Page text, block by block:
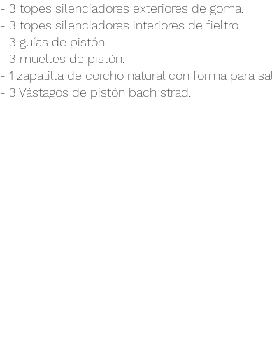
- 3 topes silenciadores exteriores de goma.
- 3 topes silenciadores interiores de fieltro.
- 3 guías de pistón.
- 3 muelles de pistón.
- 1 zapatilla de corcho natural con forma para
- 3 Vástagos de pistón bach strad.